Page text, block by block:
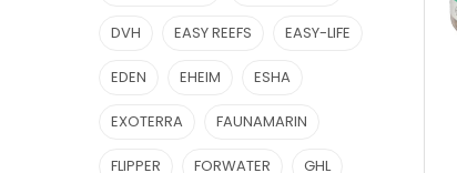
DVH EASY REEFS EASY-LIFE
EDEN EHEIM ESHA
EXOTERRA FAUNAMARIN
FLIPPER FORWATER GHL